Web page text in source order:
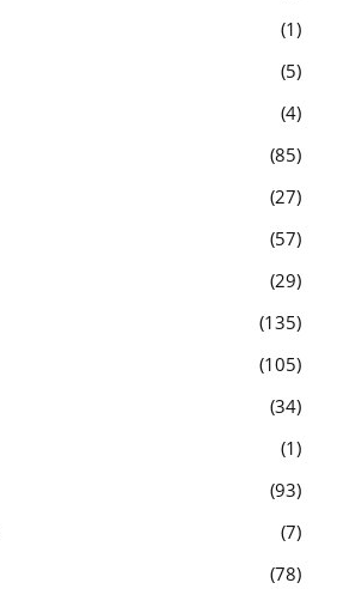
1
5
4
85
27
57
29
135
105
34
1
93
7
78